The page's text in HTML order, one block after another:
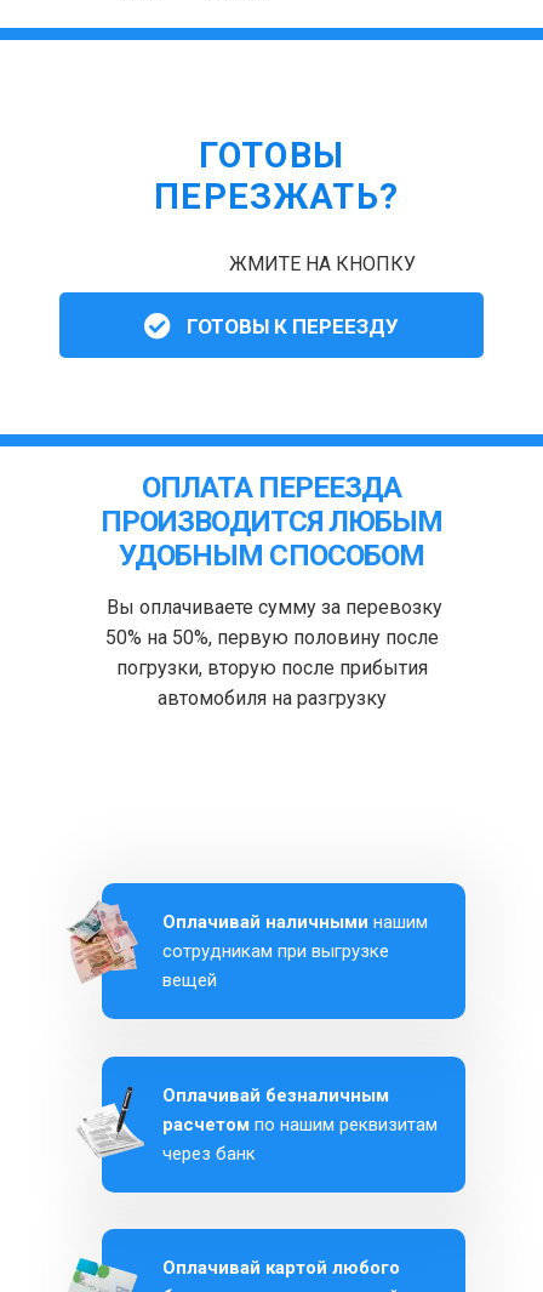
ГОТОВЫ
ПЕРЕЗЖАТЬ?
ЖМИТЕ НА КНОПКУ
ГОТОВЫ К ПЕРЕЕЗДУ
ОПЛАТА ПЕРЕЕЗДА
ПРОИЗВОДИТСЯ ЛЮБЫМ
УДОБНЫМ СПОСОБОМ
Вы оплачиваете сумму за перевозку
50% на 50%, первую половину после
погрузки, вторую после прибытия
автомобиля на разгрузку
Оплачивай картой любого
Оплачивай безналичным
расчетом по нашим реквизитам
через банк
Оплачивай наличными нашим
сотрудникам при выгрузке
вещей